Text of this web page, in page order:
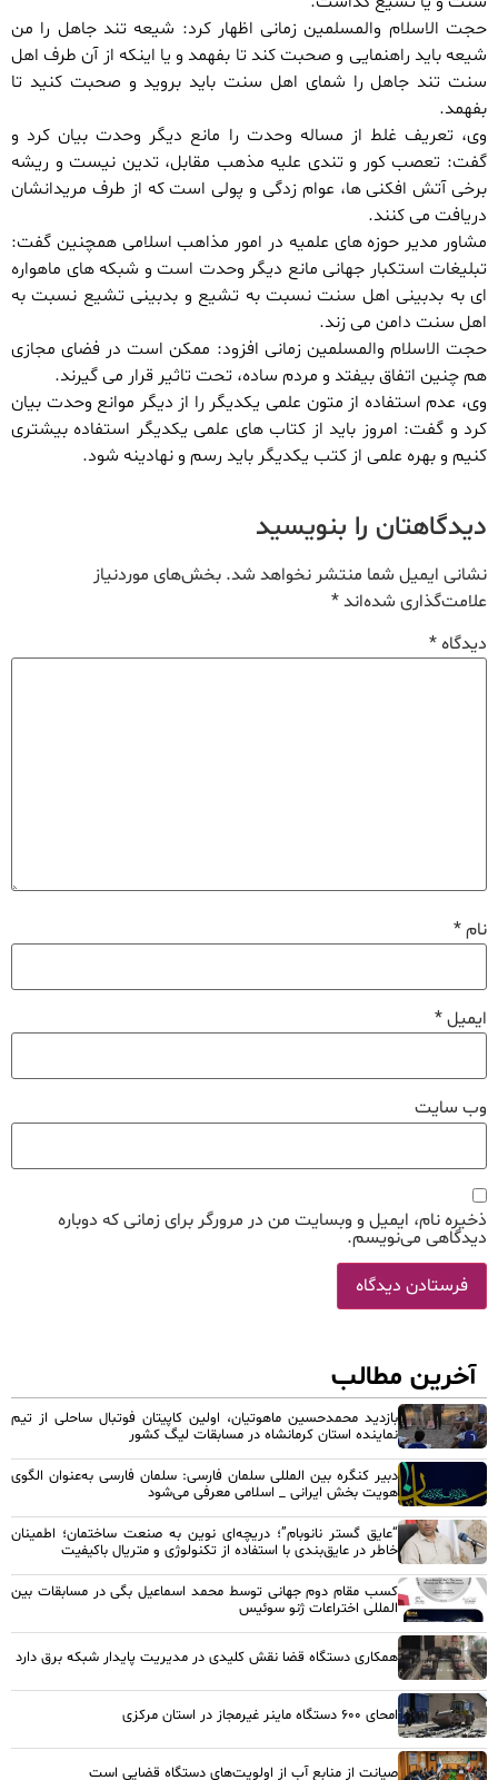
حجت الاسلام والمسلمین زمانی اظهار کرد: شیعه تند جاهل را من
شیعه باید راهنمایی و صحبت کند تا بفهمد و یا اینکه از آن طرف اهل
سنت تند جاهل را شمای اهل سنت باید بروید و صحبت کنید تا
بفهمد.
وی، تعریف غلط از مساله وحدت را مانع دیگر وحدت بیان کرد و
گفت: تعصب کور و تندی علیه مذهب مقابل، تدین نیست و ریشه
برخی آتش افکنی ها، عوام زدگی و پولی است که از طرف مریدانشان
دریافت می کنند.
مشاور مدیر حوزه های علمیه در امور مذاهب اسلامی همچنین گفت:
تبلیغات استکبار جهانی مانع دیگر وحدت است و شبکه های ماهواره
ای به بدبینی اهل سنت نسبت به تشیع و بدبینی تشیع نسبت به
اهل سنت دامن می زند.
حجت الاسلام والمسلمین زمانی افزود: ممکن است در فضای مجازی
هم چنین اتفاق بیفتد و مردم ساده، تحت تاثیر قرار می گیرند.
وی، عدم استفاده از متون علمی یکدیگر را از دیگر موانع وحدت بیان
کرد و گفت: امروز باید از کتاب های علمی یکدیگر استفاده بیشتری
کنیم و بهره علمی از کتب یکدیگر باید رسم و نهادینه شود.
دیدگاهتان را بنویسید
نشانی ایمیل شما منتشر نخواهد شد. بخش‌های موردنیاز
علامت‌گذاری شده‌اند*
دیدگاه*
نام*
ایمیل*
وب‌ سایت
ذخیره نام، ایمیل و وبسایت من در مرورگر برای زمانی که دوباره
دیدگاهی می‌نویسم.
آخرین مطالب
بازدید محمدحسین ماهوتیان، اولین کاپیتان فوتبال ساحلی از تیم
نماینده استان کرمانشاه در مسابقات لیگ کشور
دبیر کنگره بین المللی سلمان فارسی: سلمان فارسی به‌عنوان الگوی
هویت بخش ایرانی _ اسلامی معرفی می‌شود
“عایق گستر نانوبام”؛ دریچه‌ای نوین به صنعت ساختمان؛ اطمینان
خاطر در عایق‌بندی با استفاده از تکنولوژی و متریال باکیفیت
کسب مقام دوم جهانی توسط محمد اسماعیل بگی در مسابقات بین
المللی اختراعات ژنو سوئیس
همکاری دستگاه قضا نقش کلیدی در مدیریت پایدار شبکه برق دارد
امحای ۶۰۰ دستگاه ماینر غیرمجاز در استان مرکزی
صیانت از منابع آب از اولویت‌های دستگاه قضایی است